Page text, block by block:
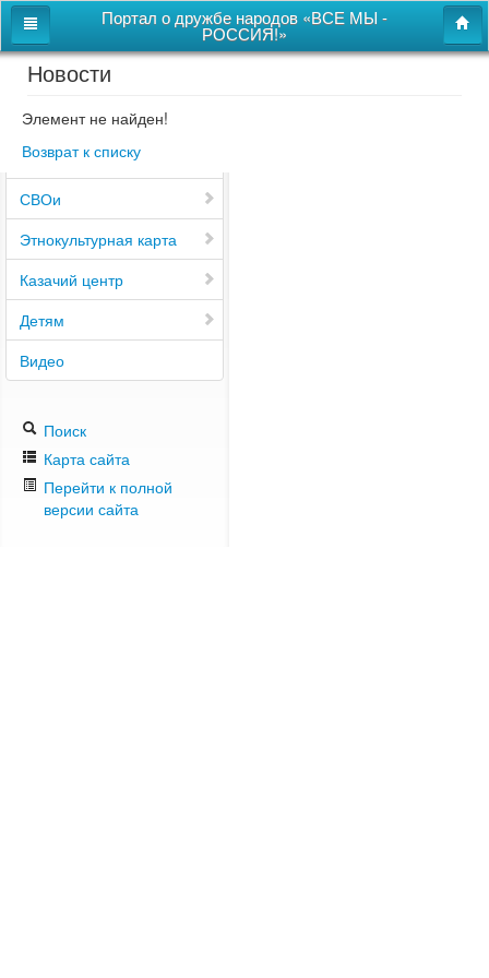
Портал о дружбе народов «ВСЕ МЫ -
РОССИЯ!»
Главная
Дом дружбы народов
Новости
СВОи
Этнокультурная карта
Казачий центр
Детям
Видео
Поиск
Карта сайта
Перейти к полной
версии сайта
Новости
Элемент не найден!
Возврат к списку